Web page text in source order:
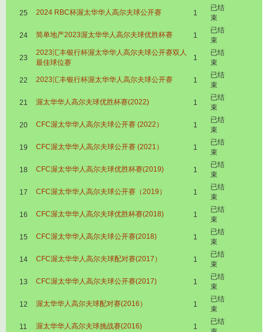
25 2024 RBC杯渥太华华人高尔夫球公开赛 1
已结
束
24 简单地产2023渥太华华人高尔夫球优胜杯赛 1
已结
束
23
2023汇丰银行杯渥太华华人高尔夫球公开赛双人
最佳球位赛
1
已结
束
22 2023汇丰银行杯渥太华华人高尔夫球公开赛 1
已结
束
21 渥太华华人高尔夫球优胜杯赛(2022) 1
已结
束
20 CFC渥太华华人高尔夫球公开赛 (2022） 1
已结
束
19 CFC渥太华华人高尔夫球公开赛 (2021） 1
已结
束
18 CFC渥太华华人高尔夫球优胜杯赛(2019) 1
已结
束
17 CFC渥太华华人高尔夫球公开赛（2019） 1
已结
束
16 CFC渥太华华人高尔夫球优胜杯赛(2018) 1
已结
束
15 CFC渥太华华人高尔夫球公开赛(2018) 1
已结
束
14 CFC渥太华华人高尔夫球配对赛(2017） 1
已结
束
13 CFC渥太华华人高尔夫球公开赛(2017) 1
已结
束
12 渥太华华人高尔夫球配对赛(2016） 1
已结
束
11 渥太华华人高尔夫球挑战赛(2016) 1
已结